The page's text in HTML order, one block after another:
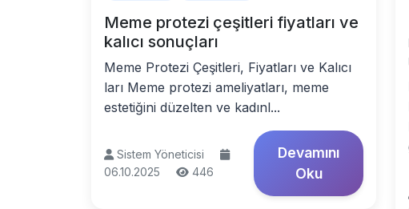
Meme protezi çeşitleri fiyatları ve
kalıcı sonuçları
Meme Protezi Çeşitleri, Fiyatları ve Kalıcı
ları Meme protezi ameliyatları, meme
estetiğini düzelten ve kadınl...
Sistem Yöneticisi
06.10.2025
446
Devamını
Oku